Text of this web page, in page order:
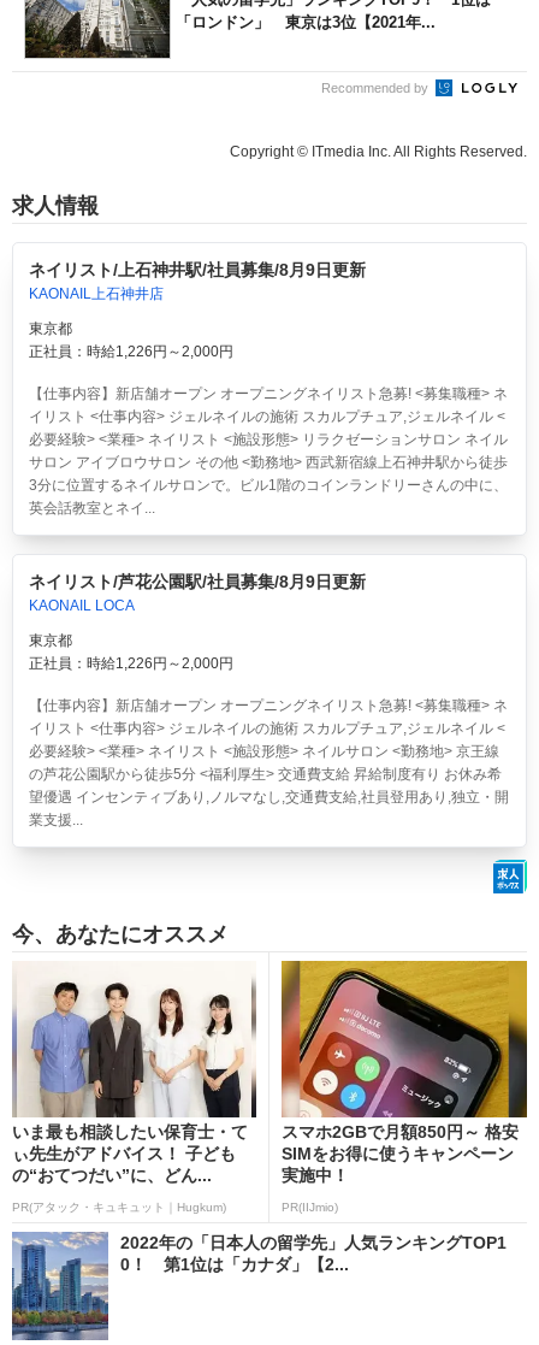
「ロンドン」 東京は3位【2021年...
Recommended by
Copyright © ITmedia Inc. All Rights Reserved.
求人情報
ネイリスト/上石神井駅/社員募集/8月9日更新
KAONAIL上石神井店
東京都
正社員：時給1,226円～2,000円
【仕事内容】新店舗オープン オープニングネイリスト急募! <募集職種> ネ
イリスト <仕事内容> ジェルネイルの施術 スカルプチュア,ジェルネイル <
必要経験> <業種> ネイリスト <施設形態> リラクゼーションサロン ネイル
サロン アイブロウサロン その他 <勤務地> 西武新宿線上石神井駅から徒歩
3分に位置するネイルサロンで。ビル1階のコインランドリーさんの中に、
英会話教室とネイ...
ネイリスト/芦花公園駅/社員募集/8月9日更新
KAONAIL LOCA
東京都
正社員：時給1,226円～2,000円
【仕事内容】新店舗オープン オープニングネイリスト急募! <募集職種> ネ
イリスト <仕事内容> ジェルネイルの施術 スカルプチュア,ジェルネイル <
必要経験> <業種> ネイリスト <施設形態> ネイルサロン <勤務地> 京王線
の芦花公園駅から徒歩5分 <福利厚生> 交通費支給 昇給制度有り お休み希
望優遇 インセンティブあり,ノルマなし,交通費支給,社員登用あり,独立・開
業支援...
今、あなたにオススメ
いま最も相談したい保育士・て
ぃ先生がアドバイス！ 子ども
の“おてつだい”に、どん...
PR(アタック・キュキュット｜Hugkum)
スマホ2GBで月額850円～ 格安
SIMをお得に使うキャンペーン
実施中！
PR(IIJmio)
2022年の「日本人の留学先」人気ランキングTOP1
0！ 第1位は「カナダ」【2...